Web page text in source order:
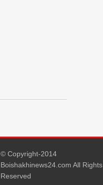
© Copyright-2014
Boishakhinews24.com All Rights
Reserved